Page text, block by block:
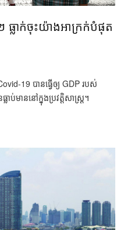
ធ្លាក់​ចុះ​​យ៉ាង​អាក្រក់​បំផុត​
19 ​បាន​ធ្វើ​ឲ្យ​ GDP របស់​​
ាប់​មាន​​នៅ​ក្នុង​ប្រវត្តិសាស្ត្រ។